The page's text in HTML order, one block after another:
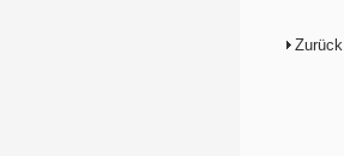
Zurück